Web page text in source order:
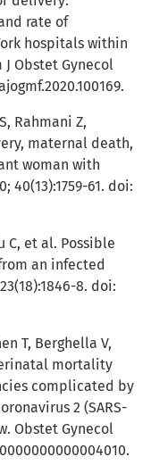
rate of
hospitals within
Obstet Gynecol
Rahmani Z,
maternal death,
woman with
40(13):1759-61. doi:
C, et al. Possible
an infected
8. doi:
T, Berghella V,
mortality
complicated by
2 (SARS-
Obstet Gynecol